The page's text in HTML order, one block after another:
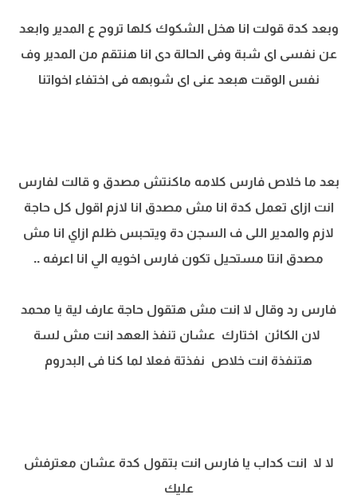
وبعد كدة قولت انا هخل الشكوك كلها تروح ع المدير وابعد
عن نفسى اى شبة وفى الحالة دى انا هنتقم من المدير وف
نفس الوقت هبعد عنى اى شوبهه فى اختفاء اخواتنا
بعد ما خلاص فارس كلامه ماكنتش مصدق و قالت لفارس
انت ازاى تعمل كدة انا مش مصدق انا لازم اقول كل حاجة
لازم والمدير اللى ف السجن دة ويتحبس ظلم ازاي انا مش
مصدق انتا مستحيل تكون فارس اخويه الي انا اعرفه ..
فارس رد وقال لا انت مش هتقول حاجة عارف لية يا محمد
لان الكائن اختارك عشان تنفذ العهد انت مش لسة
هتنفذة انت خلاص نفذتة فعلا لما كنا فى البدروم
لا لا انت كداب يا فارس انت بتقول كدة عشان معترفش
عليك